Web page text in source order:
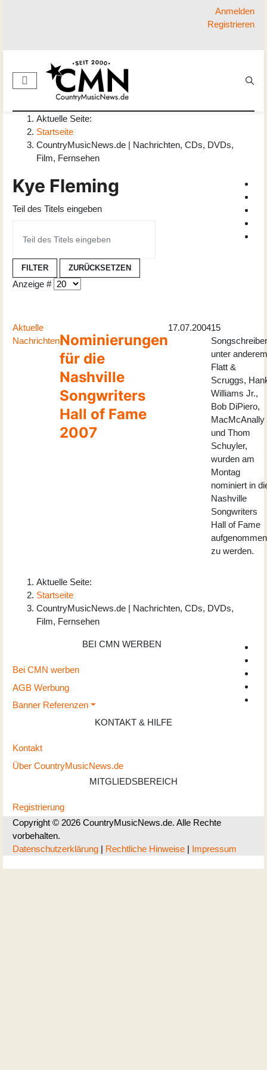
Anmelden
Registrieren
Aktuelle Seite:
Startseite
CountryMusicNews.de | Nachrichten, CDs, DVDs,
Film, Fernsehen
Kye Fleming
Teil des Titels eingeben
FILTER ZURÜCKSETZEN
Anzeige #
Aktuelle
NachrichtenNominierungen
für die
Nashville
Songwriters
Hall of Fame
2007
17.07.200415
unter anderem
Flatt &
Scruggs,
Williams Jr.,
Bob DiPiero,
MacMcAnally
und Thom
Schuyler,
wurden am
Montag
nominiert in
Nashville
Songwriters
Hall of Fame
aufgenommen
zu werden.
Aktuelle Seite:
Startseite
CountryMusicNews.de | Nachrichten, CDs, DVDs,
Film, Fernsehen
BEI CMN WERBEN
Bei CMN werben
AGB Werbung
Banner Referenzen
KONTAKT & HILFE
Kontakt
Über CountryMusicNews.de
MITGLIEDSBEREICH
Registrierung
Copyright © 2026 CountryMusicNews.de. Alle Rechte
vorbehalten.
Datenschutzerklärung | Rechtliche Hinweise | Impressum